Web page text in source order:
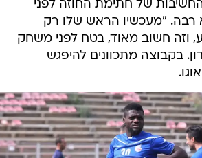
של חתימת החוזה לפני
רבה. "מעכשיו הראש שלו רק
וזה חשוב מאוד, בטח לפני משחק
בקבוצה מתכוונים להיפגש